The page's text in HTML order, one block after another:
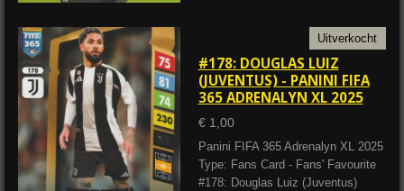
Uitverkocht
#178: DOUGLAS LUIZ
(JUVENTUS) - PANINI FIFA
365 ADRENALYN XL 2025
€ 1,00
Panini FIFA 365 Adrenalyn XL 2025
Type: Fans Card - Fans' Favourite
#178: Douglas Luiz (Juventus)